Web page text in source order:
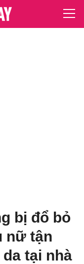
bị đổ bỏ
nữ tận
tại nhà